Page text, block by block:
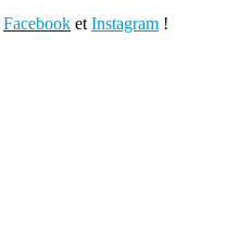
Facebook et Instagram !